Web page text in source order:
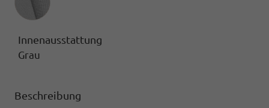
Innenausstattung
Grau
Beschreibung